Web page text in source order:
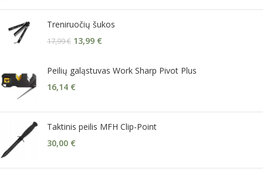
Treniruočių šukos
17,99€ 13,99 €
Peilių galąstuvas Work Sharp Pivot Plus
16,14 €
Taktinis peilis MFH Clip-Point
30,00 €